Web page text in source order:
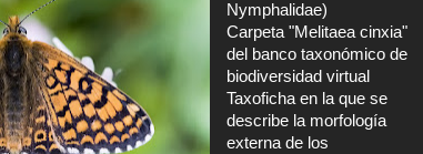
Nymphalidae)
Carpeta "Melitaea cinxia"
del banco taxonómico de
biodiversidad virtual
Taxoficha en la que se
describe la morfología
externa de los